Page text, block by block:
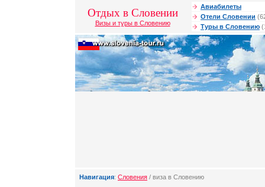
Отдых в Словении
Визы и туры в Словению
Авиабилеты
Отели Словении
Туры в Словению
Навигация: Словения / виза в Словению